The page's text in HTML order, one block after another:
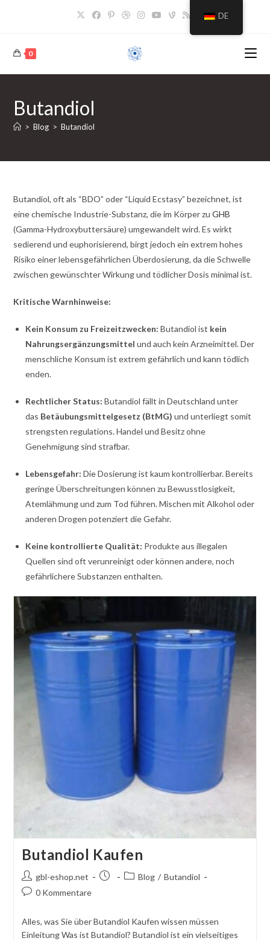
0
Butandiol
> Blog > Butandiol
Butandiol, oft als “BDO” oder “Liquid Ecstasy” bezeichnet, ist
eine chemische Industrie-Substanz, die im Körper zuGHB
(Gamma-Hydroxybuttersäure) umgewandelt wird. Es wirkt
sedierend und euphorisierend, birgt jedoch ein extrem hohes
Risiko einer lebensgefährlichen Überdosierung, da die Schwelle
zwischen gewünschter Wirkung und tödlicher Dosis minimal ist.
Kritische Warnhinweise:
Kein Konsum zu Freizeitzwecken: Butandiol ist kein
Nahrungsergänzungsmittel und auch kein Arzneimittel. Der
menschliche Konsum ist extrem gefährlich und kann tödlich
enden.
Rechtlicher Status: Butandiol fällt in Deutschland unter
das Betäubungsmittelgesetz (BtMG) und unterliegt somit
strengsten regulations. Handel und Besitz ohne
Genehmigung sind strafbar.
Lebensgefahr: Die Dosierung ist kaum kontrollierbar. Bereits
geringe Überschreitungen können zu Bewusstlosigkeit,
Atemlähmung und zum Tod führen. Mischen mit Alkohol oder
anderen Drogen potenziert die Gefahr.
Keine kontrollierte Qualität: Produkte aus illegalen
Quellen sind oft verunreinigt oder können andere, noch
gefährlichere Substanzen enthalten.
Butandiol Kaufen
Autor
des
gbl-eshop.net
BeitragBeitragskategorie:
Blog / Butandiol
Kommentare
0 Kommentare
Alles, was Sie über Butandiol Kaufen wissen müssen
Einleitung Was ist Butandiol? Butandiol ist ein vielseitiges
DE